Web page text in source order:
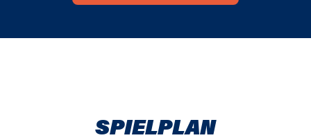
SPIELPLAN